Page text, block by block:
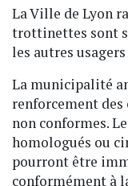
La Ville de Lyon
trottinettes sont
les autres
La municipalité
renforcement
non conformes.
homologués ou
pourront être
conformément à